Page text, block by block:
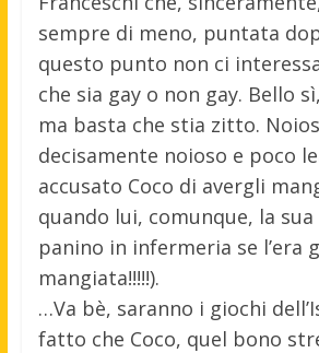
sempre di meno, puntata
questo punto non ci
che sia gay o non gay. Bello
ma basta che stia zitto.
decisamente noioso e poco
accusato Coco di avergli
quando lui, comunque, la
panino in infermeria se l’era
mangiata!!!!!).
…Va bè, saranno i giochi
fatto che Coco, quel bono